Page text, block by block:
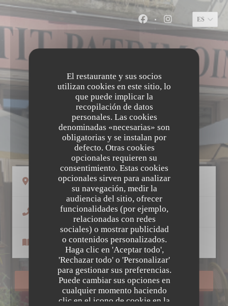
Personalización de sus opciones de cookies
El restaurante y sus socios
utilizan cookies en este sitio, lo
que puede implicar la
recopilación de datos
personales. Las cookies
denominadas «necesarias» son
obligatorias y se instalan por
defecto. Otras cookies
opcionales requieren su
consentimiento. Estas cookies
opcionales sirven para analizar
su navegación, medir la
audiencia del sitio, ofrecer
funcionalidades (por ejemplo,
relacionadas con redes
sociales) o mostrar publicidad
o contenidos personalizados.
Haga clic en 'Aceptar todo',
'Rechazar todo' o 'Personalizar'
para gestionar sus preferencias.
Puede cambiar sus opciones en
cualquier momento haciendo
clic en el icono de cookie en la
ES
Facebook ((abre en
Instagram
LE PETIT PATRIMOINE
58 Rue Colbert 37000 Tours((abre en una nueva ventana))
02 47 66 05 81
RESERVAR UNA MESA
Le Petit Patrimoine